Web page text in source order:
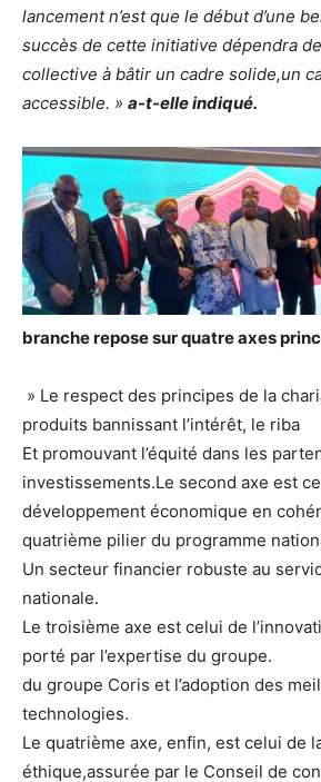
lancement n’est que le début d’une
succès de cette initiative dépendra
collective à bâtir un cadre solide,un
accessible. » a-t-elle indiqué.
branche repose sur quatre axes
» Le respect des principes de la
produits bannissant l’intérêt, le riba
Et promouvant l’équité dans les
investissements.Le second axe est
développement économique en
quatrième pilier du programme
Un secteur financier robuste au
nationale.
Le troisième axe est celui de
porté par l’expertise du groupe.
du groupe Coris et l’adoption des
technologies.
Le quatrième axe, enfin, est celui de
éthique,assurée par le Conseil de